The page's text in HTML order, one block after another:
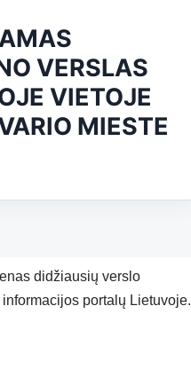
VERSLAS
VIETOJE
MIESTE
didžiausių verslo
portalų Lietuvoje.